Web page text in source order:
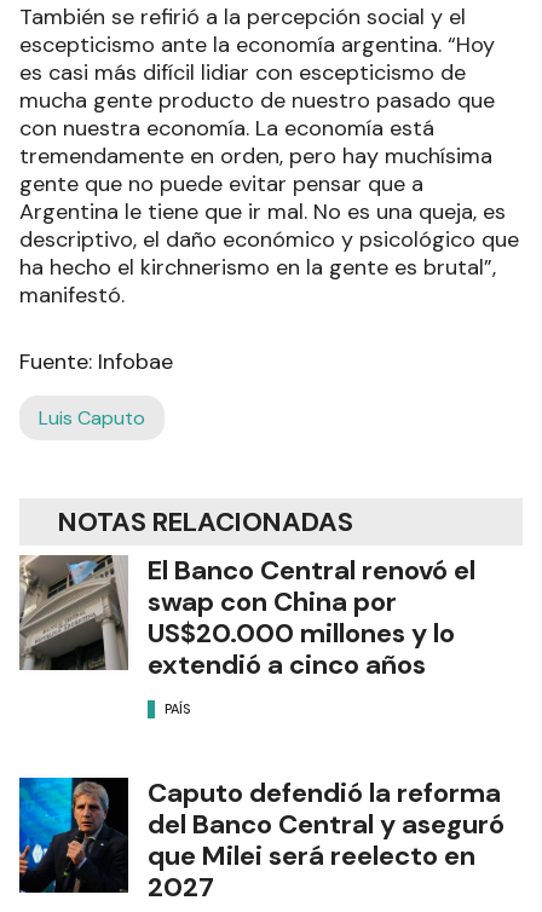
También se refirió a la percepción social y el
escepticismo ante la economía argentina. “Hoy
es casi más difícil lidiar con escepticismo de
mucha gente producto de nuestro pasado que
con nuestra economía. La economía está
tremendamente en orden, pero hay muchísima
gente que no puede evitar pensar que a
Argentina le tiene que ir mal. No es una queja, es
descriptivo, el daño económico y psicológico que
ha hecho el kirchnerismo en la gente es brutal”,
manifestó.
Fuente: Infobae
Luis Caputo
NOTAS RELACIONADAS
El Banco Central renovó el
swap con China por
US$20.000 millones y lo
extendió a cinco años
PAÍS
Caputo defendió la reforma
del Banco Central y aseguró
que Milei será reelecto en
2027